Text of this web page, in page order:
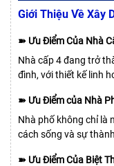
Giới Thiệu Về Xây
➽ Ưu Điểm Của Nhà
Nhà cấp 4 đang trở
đình, với thiết kế linh
➽ Ưu Điểm của Nhà
Nhà phố không chỉ là
cách sống và sự
➽ Ưu Điểm Của Biệt